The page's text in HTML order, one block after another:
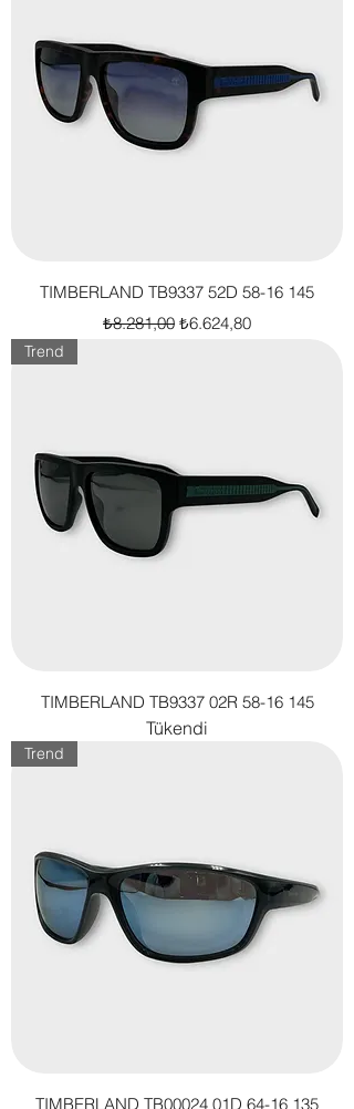
TIMBERLAND TB9337 52D 58-16 145
Normal Fiyat
₺8.281,00 İndirimli Fiyat
₺6.624,80
Trend
TIMBERLAND TB9337 02R 58-16 145
Tükendi
Trend
TIMBERLAND TB00024 01D 64-16 135